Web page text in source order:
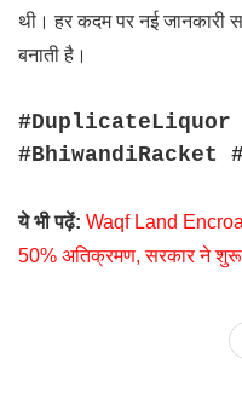
थी। हर कदम पर नई जानकारी
बनाती है।
#DuplicateLiquor
#BhiwandiRacket
ये भी पढ़ें: Waqf Land
50% अतिक्रमण, सरकार ने शुरू